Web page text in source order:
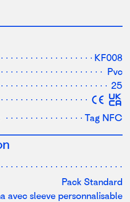
KF008
Pvc
25
Tag NFC
Pack Standard
avec sleeve personnalisable